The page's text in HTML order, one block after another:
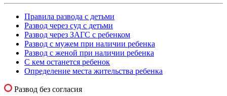
Правила развода с детьми
Развод через суд с детьми
Развод через ЗАГС с ребенком
Развод с мужем при наличии ребенка
Развод с женой при наличии ребенка
С кем останется ребенок
Определение места жительства ребенка
Развод без согласия